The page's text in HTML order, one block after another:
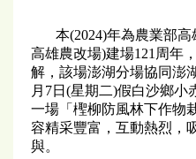
本(2024)年為農業部高
高雄農改場)建場121周年
解，該場澎湖分場協同澎
月7日(星期二)假白沙鄉小
一場「檉柳防風林下作物
容精采豐富，互動熱烈，
與。